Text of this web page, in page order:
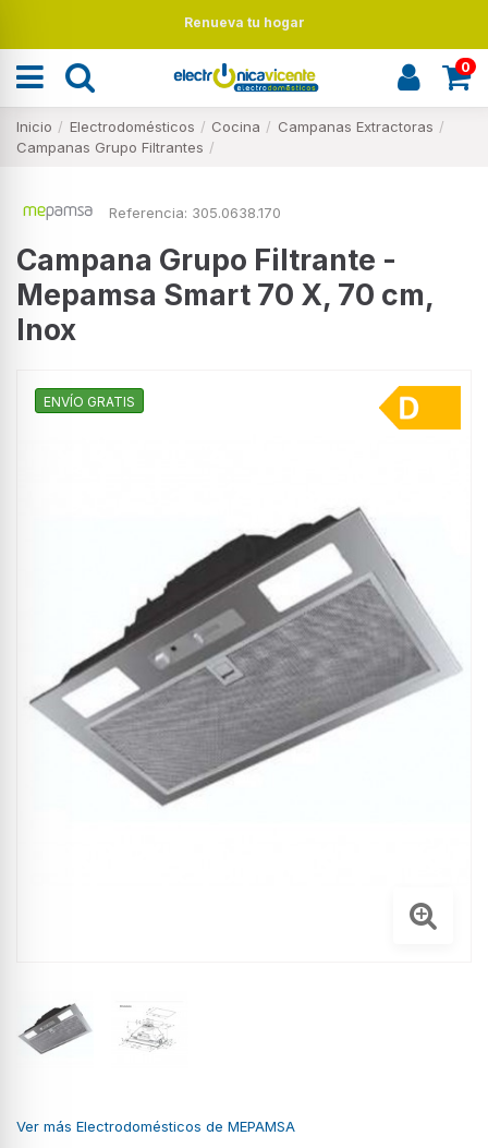
Renueva tu hogar
0
Inicio Electrodomésticos Cocina
Campanas Extractoras
Campanas Grupo Filtrantes
Referencia: 305.0638.170
Campana Grupo Filtrante -
Mepamsa Smart 70 X, 70 cm,
Inox
ENVÍO GRATIS
Ver más Electrodomésticos de MEPAMSA